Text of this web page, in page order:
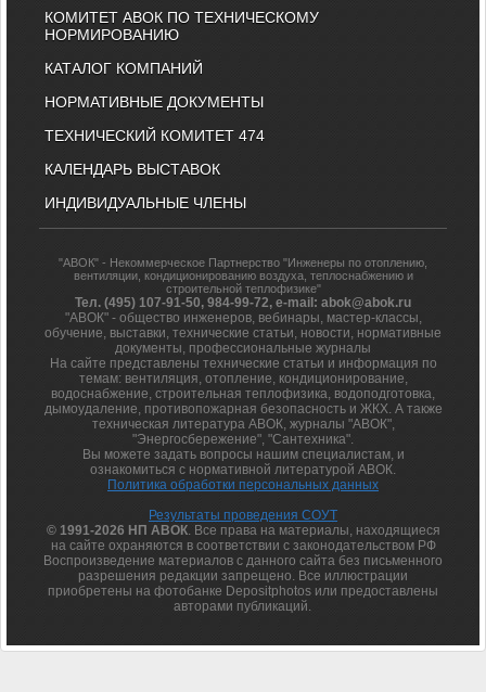
КОМИТЕТ АВОК ПО ТЕХНИЧЕСКОМУ
НОРМИРОВАНИЮ
КАТАЛОГ КОМПАНИЙ
НОРМАТИВНЫЕ ДОКУМЕНТЫ
ТЕХНИЧЕСКИЙ КОМИТЕТ 474
КАЛЕНДАРЬ ВЫСТАВОК
ИНДИВИДУАЛЬНЫЕ ЧЛЕНЫ
"АВОК" - Некоммерческое Партнерство "Инженеры по отоплению,
вентиляции, кондиционированию воздуха, теплоснабжению и
строительной теплофизике"
Тел. (495) 107-91-50, 984-99-72, e-mail: abok@abok.ru
"АВОК" - общество инженеров, вебинары, мастер-классы,
обучение, выставки, технические статьи, новости, нормативные
документы, профессиональные журналы
На сайте представлены технические статьи и информация по
темам: вентиляция, отопление, кондиционирование,
водоснабжение, строительная теплофизика, водоподготовка,
дымоудаление, противопожарная безопасность и ЖКХ. А также
техническая литература АВОК, журналы "АВОК",
"Энергосбережение", "Сантехника".
Вы можете задать вопросы нашим специалистам, и
ознакомиться с нормативной литературой АВОК.
Политика обработки персональных данных
Результаты проведения СОУТ
© 1991-2026 НП АВОК. Все права на материалы, находящиеся
на сайте охраняются в соответствии с законодательством РФ
Воспроизведение материалов с данного сайта без письменного
разрешения редакции запрещено. Все иллюстрации
приобретены на фотобанке Depositphotos или предоставлены
авторами публикаций.